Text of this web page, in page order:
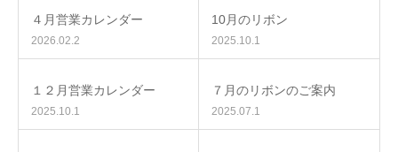
４月営業カレンダー
2026.02.2
10月のリボン
2025.10.1
１２月営業カレンダー
2025.10.1
７月のリボンのご案内
2025.07.1